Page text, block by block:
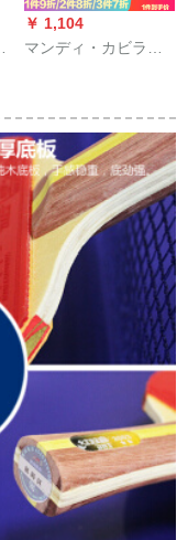
￥ 1,104
マンディ・カビラッ
特恵モデルを横撮り
します。短柄を買っ
たら、柄が長くなり
ます。